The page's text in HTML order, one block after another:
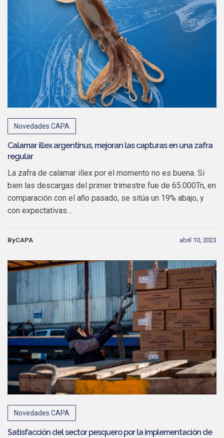
Novedades CAPA
Calamar illex argentinus, mejoran las capturas en una zafra
regular
La zafra de calamar illex por el momento no es buena. Si
bien las descargas del primer trimestre fue de 65.000Tn, en
comparación con el año pasado, se sitúa un 19% abajo, y
con expectativas…
ByCAPA abril 10, 2023
Novedades CAPA
Satisfacción del sector pesquero por la implementación de